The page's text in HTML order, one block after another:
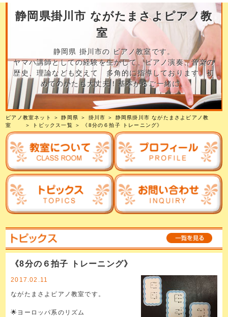
静岡県掛川市 ながたまさよピアノ教
室
静岡県 掛川市の ピアノ教室です。
ヤマハ講師としての経験を生かして、ピアノ演奏、音楽の
歴史、理論なども交えて 多角的に指導しております。初
めてのかたも大丈夫！基本からご一緒に。
ピアノ教室ネット ＞静岡県 ＞ 掛川市 ＞ 静岡県掛川市 ながたまさよピアノ教
室
＞ トピックス一覧 ＞ 《8分の６拍子 トレーニング》
《8分の６拍子 トレーニング》
2017.02.11
ながたまさよピアノ教室です。
🌟ヨーロッパ系のリズム